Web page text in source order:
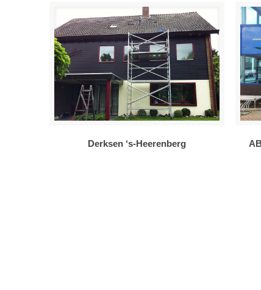
Derksen ‘s-Heerenberg